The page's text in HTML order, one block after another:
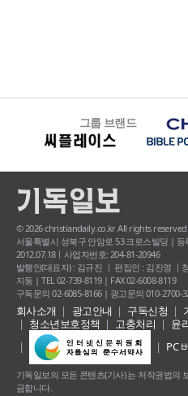
그룹 브랜드
© 2026 christiandaily.co.kr All rights reserved.
서울특별시 성북구 안암로 53 크로스빌딩 |
2012.07.18ㅣ사업자번호: 204-81-20946
발행인(대표자) : 김규진 ㅣ 편집인 : 김진영
지동 | TEL 02-739-8119 | FAX 02-6008-8119
구독문의 02-6085-8166 | 광고문의 010-2700-
회사소개 광고안내 구독신청
청소년보호정책
고충처리
윤
PC
기독일보의 모든 콘텐츠(기사) 는 저작권법의
금합니다.